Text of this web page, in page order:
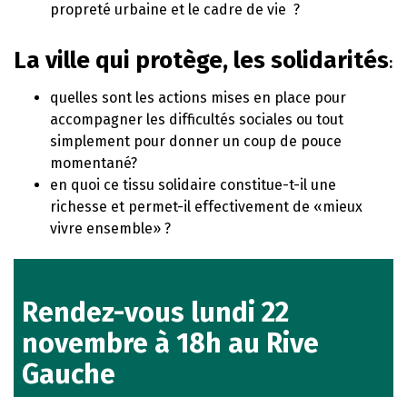
propreté urbaine et le cadre de vie ?
La ville qui protège, les solidarités:
quelles sont les actions mises en place pour
accompagner les difficultés sociales ou tout
simplement pour donner un coup de pouce
momentané?
en quoi ce tissu solidaire constitue-t-il une
richesse et permet-il effectivement de «mieux
vivre ensemble» ?
Rendez-vous lundi 22
novembre à 18h au Rive
Gauche